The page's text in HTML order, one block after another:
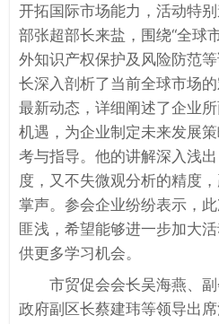
开拓国际市场能力，活动特
部张超部长来盐，围绕“全球
外知识产权保护及风险防范
长深入剖析了当前全球市场
最新动态，详细阐述了企业
机遇，为企业制定未来发展
考与指导。他的讲解深入浅
度，又不失微观分析的精度
掌声。参会企业纷纷表示，
匪浅，希望能够进一步加大
供更多学习机会。
市贸促会会长吴海燕、
政府副区长蔡建玮等领导出